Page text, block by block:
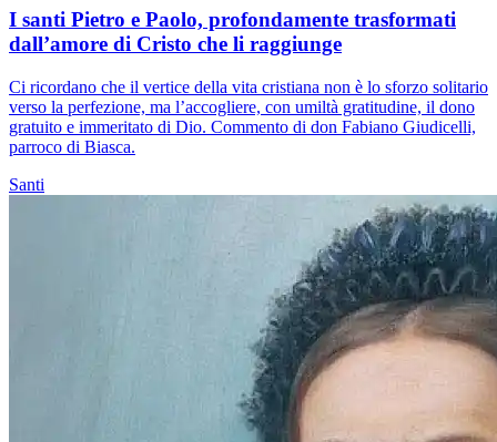
I santi Pietro e Paolo, profondamente trasformati
dall’amore di Cristo che li raggiunge
Ci ricordano che il vertice della vita cristiana non è lo sforzo solitario
verso la perfezione, ma l’accogliere, con umiltà gratitudine, il dono
gratuito e immeritato di Dio. Commento di don Fabiano Giudicelli,
parroco di Biasca.
Santi